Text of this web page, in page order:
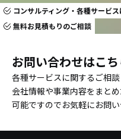
コンサルティング・各種サービ
無料お見積もりのご相談
お問い合わせはこち
各種サービスに関するご相談
会社情報や事業内容をまと
可能ですのでお気軽にお問い